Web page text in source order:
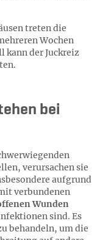
treten die
Wochen
kann der Juckreiz
bei
verursachen sie
aufgrund
verbundenen
Wunden
sind. Es
behandeln, um die